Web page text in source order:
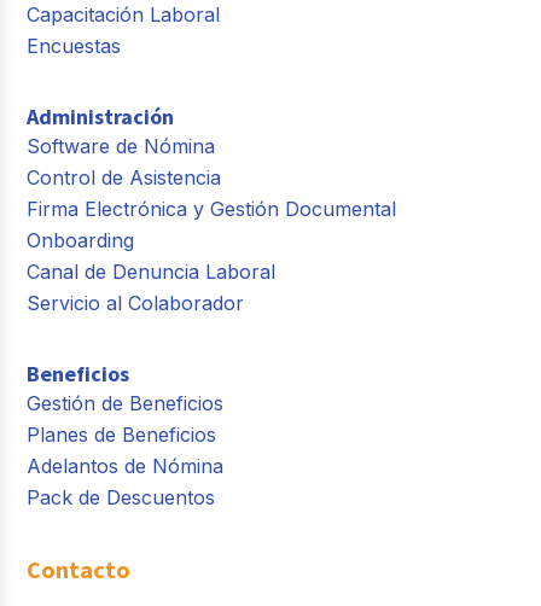
Capacitación Laboral
Encuestas
Administración
Software de Nómina
Control de Asistencia
Firma Electrónica y Gestión Documental
Onboarding
Canal de Denuncia Laboral
Servicio al Colaborador
Beneficios
Gestión de Beneficios
Planes de Beneficios
Adelantos de Nómina
Pack de Descuentos
Contacto